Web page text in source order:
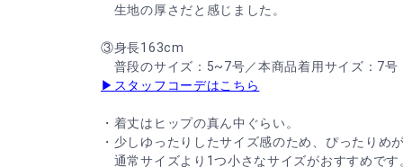
生地の厚さだと感じました。
③身長163cm
普段のサイズ：5~7号／本商品着用サイズ：7号
▶スタッフコーデはこちら
・着丈はヒップの真ん中ぐらい。
・少しゆったりしたサイズ感のため、ぴったりめ
通常サイズより1つ小さなサイズがおすすめです